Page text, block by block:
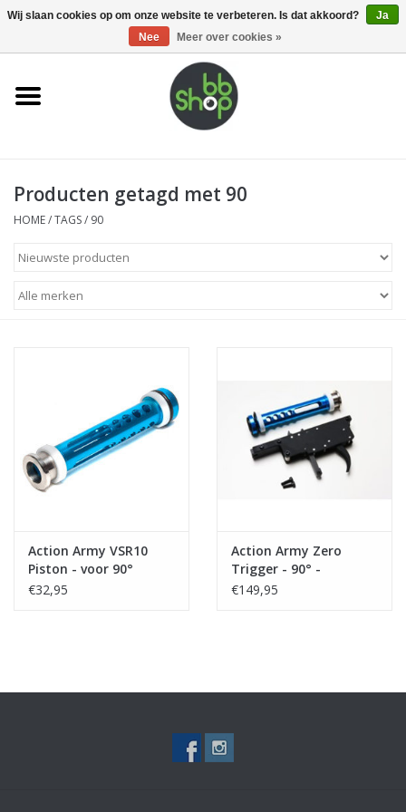
0 Artikelen - €0,00
Home
Supplies
Magazines
Tactical Equipment
Deals
Merken
Producten getagd met 90
HOME/TAGS/ 90
Action Army VSR10
Piston - voor 90°
trigger
€32,95
Action Army Zero
Trigger - 90° -
VSR10/BAR 10/VSR11
€149,95
Wij slaan cookies op om onze website te verbeteren. Is dat akkoord?
Ja
Nee
Meer over cookies »